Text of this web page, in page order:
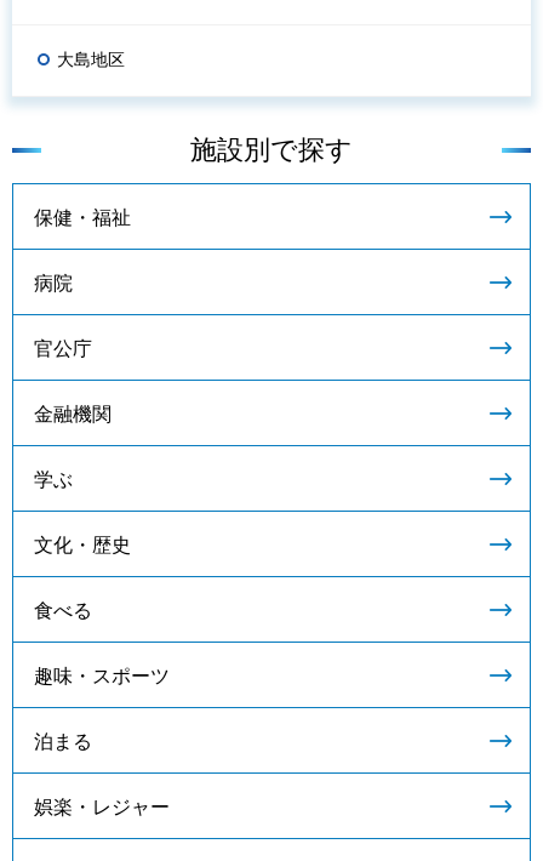
大島地区
施設別で探す
保健・福祉
病院
官公庁
金融機関
学ぶ
文化・歴史
食べる
趣味・スポーツ
泊まる
娯楽・レジャー